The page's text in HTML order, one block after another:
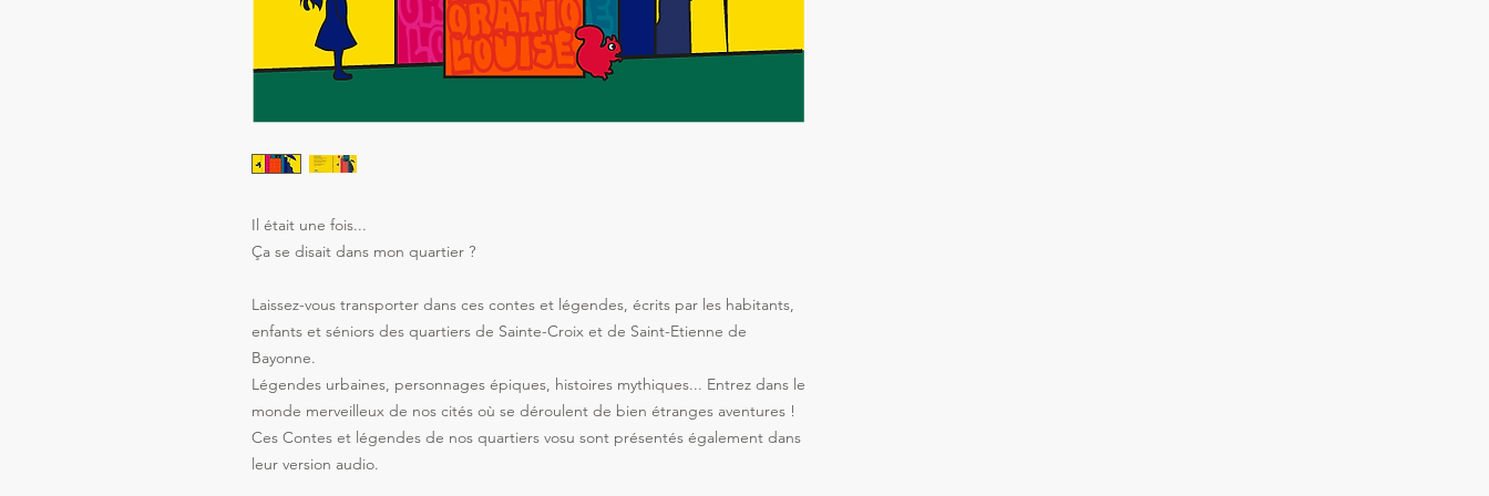
Il était une fois...
Ça se disait dans mon quartier ?
Laissez-vous transporter dans ces contes et légendes, écrits par les habitants,
enfants et séniors des quartiers de Sainte-Croix et de Saint-Etienne de
Bayonne.
Légendes urbaines, personnages épiques, histoires mythiques... Entrez dans le
monde merveilleux de nos cités où se déroulent de bien étranges aventures !
Ces Contes et légendes de nos quartiers vosu sont présentés également dans
leur version audio.